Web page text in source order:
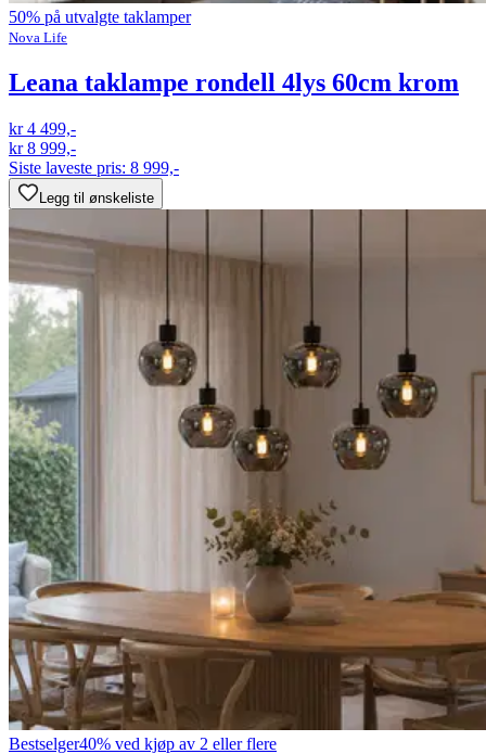
50% på utvalgte taklamper
Nova Life
Leana taklampe rondell 4lys 60cm krom
kr 4 499,-
kr 8 999,-
Siste laveste pris: 8 999,-
Legg til ønskeliste
Bestselger40% ved kjøp av 2 eller flere